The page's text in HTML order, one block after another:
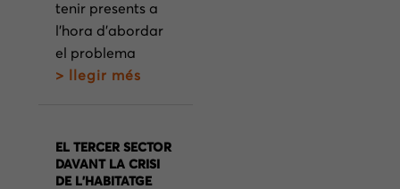
tenir presents a
l’hora d’abordar
el problema
> llegir més
EL TERCER SECTOR
DAVANT LA CRISI
DE L’HABITATGE